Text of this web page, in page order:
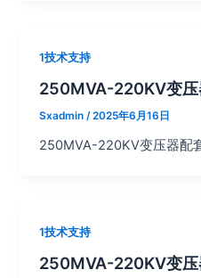
1技术支持
250MVA-220KV变压
Sxadmin/2025年6月16日
250MVA-220KV变压器配
1技术支持
250MVA-220KV变压